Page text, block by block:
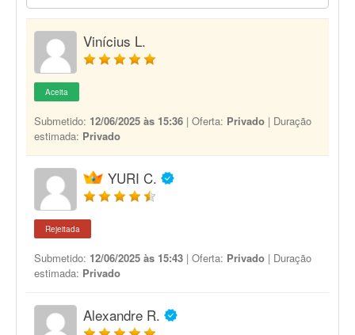
Vinícius L.
Aceita
Submetido: 12/06/2025 às 15:36 | Oferta: Privado | Duração
estimada: Privado
YURI C.
Rejeitada
Submetido: 12/06/2025 às 15:43 | Oferta: Privado | Duração
estimada: Privado
Alexandre R.